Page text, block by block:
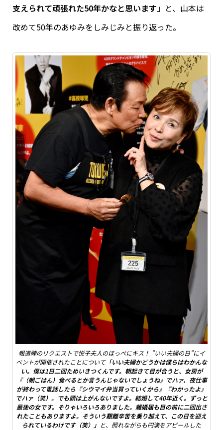
支えられて頑張れた50年かなと思います」 と、山本は
改めて50年のあゆみをしみじみと振り返った。
報道陣のリクエストで悦子夫人のほっぺにキス！ ”いい夫婦の日”にイ
ベントが開催されたことについて「いい夫婦かどうかは僕らはわかんな
い。僕は1日二回ためいきつくんです。朝起きて目が合うと、女房が
『（朝ごはん）食べるとか言うんじゃないでしょうね』でハァ、夜仕事
が終わって電話したら『シウマイ弁当買っていくから』『わかったよ』
でハァ（笑）。でも頭は上がんないですよ。結婚して40年近く。ずっと
最後の女です。そりゃいろいろありました。離婚届も目の前に二回出さ
れたこともありますよ。そういう艱難辛苦を乗り越えて、この日を迎え
られているわけです（笑）」 と、照れながらも円満をアピールした